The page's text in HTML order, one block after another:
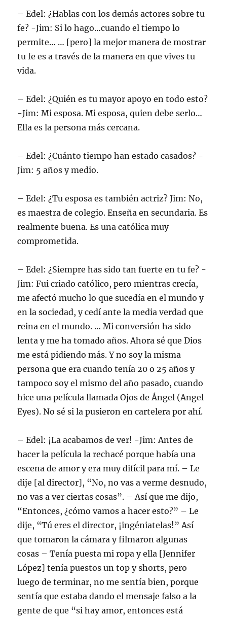
– Edel: ¿Hablas con los demás actores sobre tu
fe? -Jim: Si lo hago…cuando el tiempo lo
permite… … [pero] la mejor manera de mostrar
tu fe es a través de la manera en que vives tu
vida.
– Edel: ¿Quién es tu mayor apoyo en todo esto?
-Jim: Mi esposa. Mi esposa, quien debe serlo…
Ella es la persona más cercana.
– Edel: ¿Cuánto tiempo han estado casados? -
Jim: 5 años y medio.
– Edel: ¿Tu esposa es también actriz? Jim: No,
es maestra de colegio. Enseña en secundaria. Es
realmente buena. Es una católica muy
comprometida.
– Edel: ¿Siempre has sido tan fuerte en tu fe? -
Jim: Fui criado católico, pero mientras crecía,
me afectó mucho lo que sucedía en el mundo y
en la sociedad, y cedí ante la media verdad que
reina en el mundo. … Mi conversión ha sido
lenta y me ha tomado años. Ahora sé que Dios
me está pidiendo más. Y no soy la misma
persona que era cuando tenía 20 o 25 años y
tampoco soy el mismo del año pasado, cuando
hice una película llamada Ojos de Ángel (Angel
Eyes). No sé si la pusieron en cartelera por ahí.
– Edel: ¡La acabamos de ver! -Jim: Antes de
hacer la película la rechacé porque había una
escena de amor y era muy difícil para mí. – Le
dije [al director], “No, no vas a verme desnudo,
no vas a ver ciertas cosas”. – Así que me dijo,
“Entonces, ¿cómo vamos a hacer esto?” – Le
dije, “Tú eres el director, ¡ingéniatelas!” Así
que tomaron la cámara y filmaron algunas
cosas – Tenía puesta mi ropa y ella [Jennifer
López] tenía puestos un top y shorts, pero
luego de terminar, no me sentía bien, porque
sentía que estaba dando el mensaje falso a la
gente de que “si hay amor, entonces está